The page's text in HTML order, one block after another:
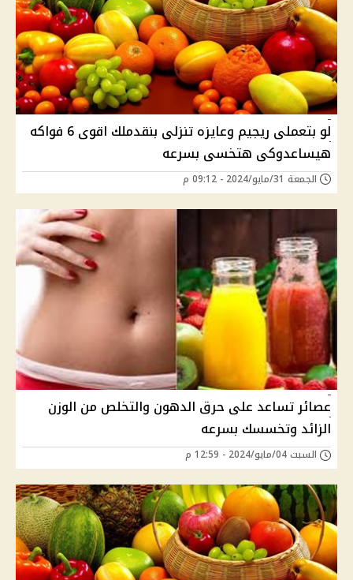
لو بتعملى ريجيم وعايزه تنزلى بنقدملك اقوى 6 فواكه
هيساعدوكى هتخسى بسرعه
الجمعة 31/مايو/2024 - 09:12 م
عصائر تساعد على حرق الدهون والتخلص من الوزن
الزائد وتخسسك بسرعه
السبت 04/مايو/2024 - 12:59 م